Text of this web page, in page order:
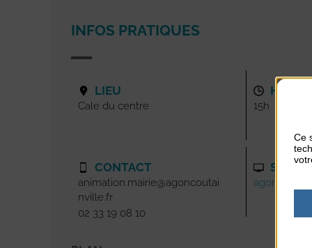
INFOS PRATIQUES
LIEU
Cale du centre
CONTACT
animation.mairie@agoncoutai
nville.fr
02 33 19 08 10
15h
SITE
Ce